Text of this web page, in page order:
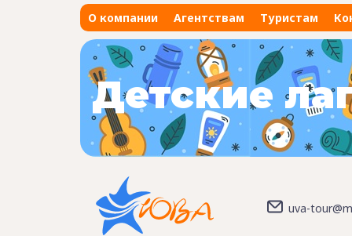
О компании Агентствам Туристам
Детские
uva-